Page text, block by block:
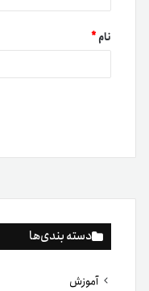
دسته بندی‌ها
آموزش
نام*